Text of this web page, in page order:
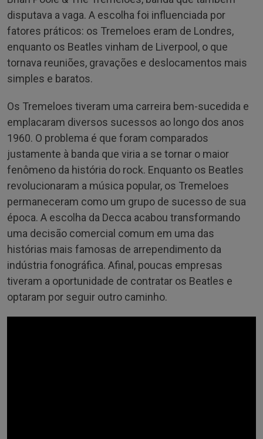
disputava a vaga. A escolha foi influenciada por
fatores práticos: os Tremeloes eram de Londres,
enquanto os Beatles vinham de Liverpool, o que
tornava reuniões, gravações e deslocamentos mais
simples e baratos.
Os Tremeloes tiveram uma carreira bem-sucedida e
emplacaram diversos sucessos ao longo dos anos
1960. O problema é que foram comparados
justamente à banda que viria a se tornar o maior
fenômeno da história do rock. Enquanto os Beatles
revolucionaram a música popular, os Tremeloes
permaneceram como um grupo de sucesso de sua
época. A escolha da Decca acabou transformando
uma decisão comercial comum em uma das
histórias mais famosas de arrependimento da
indústria fonográfica. Afinal, poucas empresas
tiveram a oportunidade de contratar os Beatles e
optaram por seguir outro caminho.